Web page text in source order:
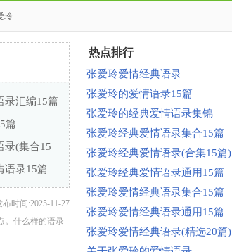
玲
录汇编15篇
篇
录(集合15
语录15篇
布时间:2025-11-27
。什么样的语录
热点排行
张爱玲爱情经典语录
张爱玲的爱情语录15篇
张爱玲的经典爱情语录集锦
张爱玲经典爱情语录集合15篇
张爱玲经典爱情语录(合集15篇)
张爱玲经典爱情语录通用15篇
张爱玲爱情经典语录集合15篇
张爱玲爱情经典语录通用15篇
张爱玲爱情经典语录(精选20篇)